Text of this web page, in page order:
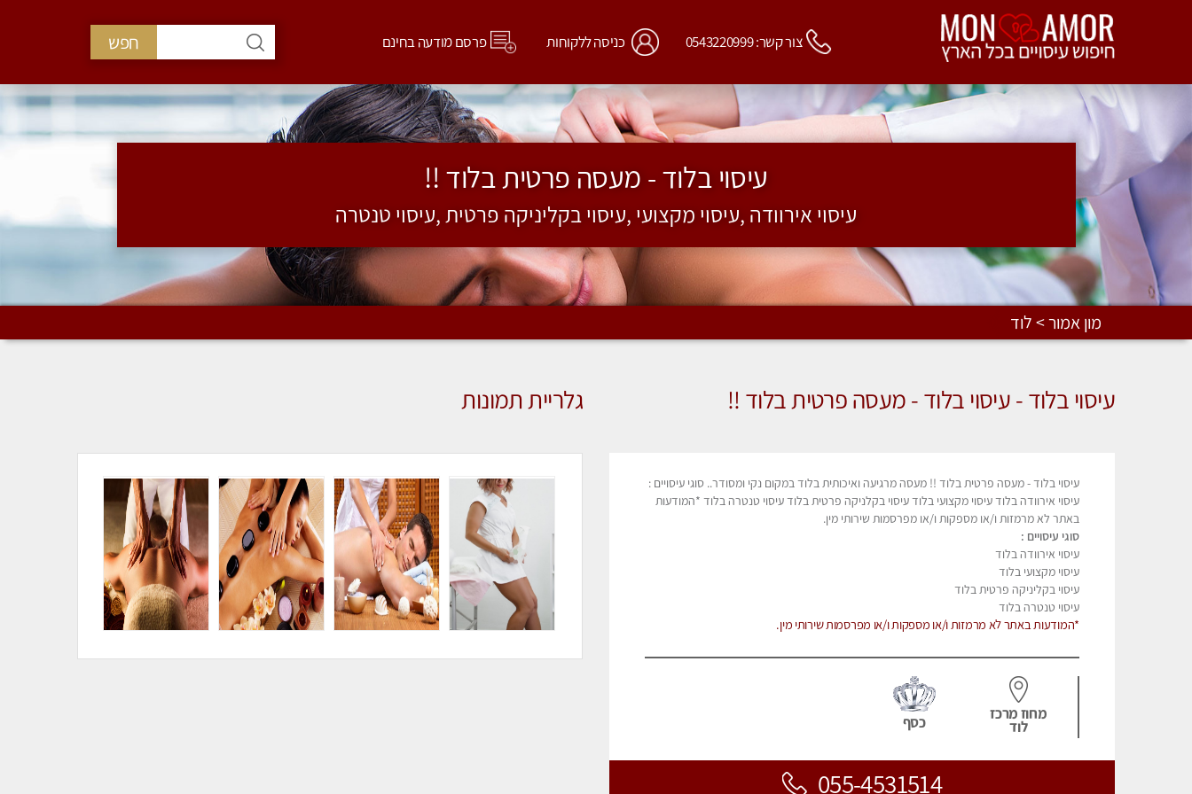
צור קשר: 0543220999 כניסה ללקוחות פרסם מודעה בחינם חפש
עיסוי בלוד - מעסה פרטית בלוד !!
עיסוי אירוודה ,עיסוי מקצועי ,עיסוי בקליניקה פרטית ,עיסוי טנטרה
מון אמור > לוד
עיסוי בלוד - עיסוי בלוד - מעסה פרטית בלוד !!
עיסוי בלוד - מעסה פרטית בלוד !! מעסה מרגיעה ואיכותית בלוד במקום נקי ומסודר.. סוגי עיסויים :
עיסוי אירוודה בלוד עיסוי מקצועי בלוד עיסוי בקלניקה פרטית בלוד עיסוי טנטרה בלוד *המודעות
באתר לא מרמזות ו/או מספקות ו/או מפרסמות שירותי מין.
סוגי עיסויים :
עיסוי אירוודה בלוד
עיסוי מקצועי בלוד
עיסוי בקליניקה פרטית בלוד
עיסוי טנטרה בלוד
*המודעות באתר לא מרמזות ו/או מספקות ו/או מפרסמות שירותי מין.
מחוז מרכז
לוד כסף
055-4531514
גלריית תמונות